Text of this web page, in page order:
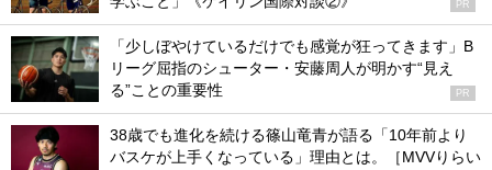
PR
「少しぼやけているだけでも感覚が狂ってきます」B
リーグ屈指のシューター・安藤周人が明かす“見え
る”ことの重要性
PR
38歳でも進化を続ける篠山竜青が語る「10年前より
バスケが上手くなっている」理由とは。［MVVりらい